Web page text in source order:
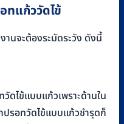
ทแก้ววัดไข้
านจะต้องระมัดระวัง ดังนี้
ดไข้แบบแก้วเพราะด้านใน
ปรอทวัดไข้แบบแก้วชำรุดก็